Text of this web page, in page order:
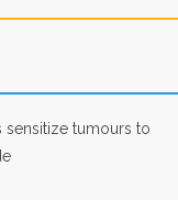
sensitize tumours to